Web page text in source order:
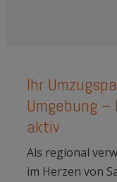
Ihr
Umgebung
aktiv
Als regional
im Herzen von